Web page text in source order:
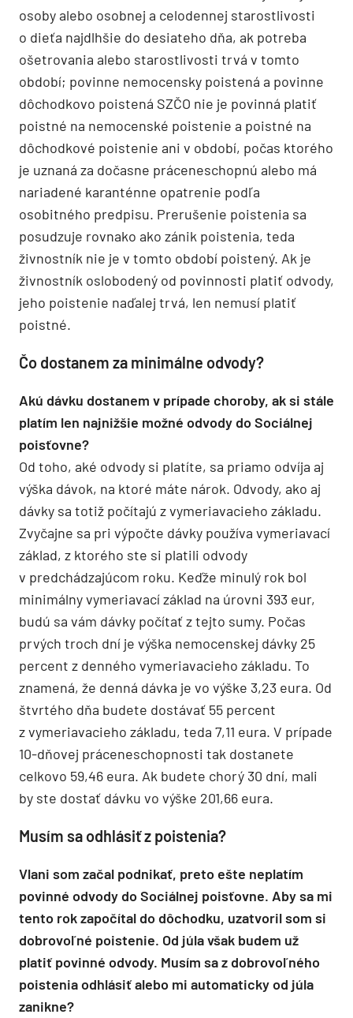
osoby alebo osobnej a celodennej starostlivosti
o dieťa najdlhšie do desiateho dňa, ak potreba
ošetrovania alebo starostlivosti trvá v tomto
období; povinne nemocensky poistená a povinne
dôchodkovo poistená SZČO nie je povinná platiť
poistné na nemocenské poistenie a poistné na
dôchodkové poistenie ani v období, počas ktorého
je uznaná za dočasne práceneschopnú alebo má
nariadené karanténne opatrenie podľa
osobitného predpisu. Prerušenie poistenia sa
posudzuje rovnako ako zánik poistenia, teda
živnostník nie je v tomto období poistený. Ak je
živnostník oslobodený od povinnosti platiť odvody,
jeho poistenie naďalej trvá, len nemusí platiť
poistné.
Čo dostanem za minimálne odvody?
Akú dávku dostanem v prípade choroby, ak si stále
platím len najnižšie možné odvody do Sociálnej
poisťovne?
Od toho, aké odvody si platíte, sa priamo odvíja aj
výška dávok, na ktoré máte nárok. Odvody, ako aj
dávky sa totiž počítajú z vymeriavacieho základu.
Zvyčajne sa pri výpočte dávky používa vymeriavací
základ, z ktorého ste si platili odvody
v predchádzajúcom roku. Keďže minulý rok bol
minimálny vymeriavací základ na úrovni 393 eur,
budú sa vám dávky počítať z tejto sumy. Počas
prvých troch dní je výška nemocenskej dávky 25
percent z denného vymeriavacieho základu. To
znamená, že denná dávka je vo výške 3,23 eura. Od
štvrtého dňa budete dostávať 55 percent
z vymeriavacieho základu, teda 7,11 eura. V prípade
10-dňovej práceneschopnosti tak dostanete
celkovo 59,46 eura. Ak budete chorý 30 dní, mali
by ste dostať dávku vo výške 201,66 eura.
Musím sa odhlásiť z poistenia?
Vlani som začal podnikať, preto ešte neplatím
povinné odvody do Sociálnej poisťovne. Aby sa mi
tento rok započítal do dôchodku, uzatvoril som si
dobrovoľné poistenie. Od júla však budem už
platiť povinné odvody. Musím sa z dobrovoľného
poistenia odhlásiť alebo mi automaticky od júla
zanikne?